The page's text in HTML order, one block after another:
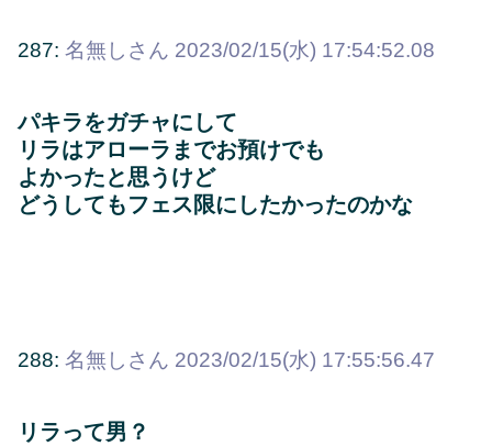
287: 名無しさん 2023/02/15(水) 17:54:52.08
パキラをガチャにして
リラはアローラまでお預けでも
よかったと思うけど
どうしてもフェス限にしたかったのかな
288: 名無しさん 2023/02/15(水) 17:55:56.47
リラって男？